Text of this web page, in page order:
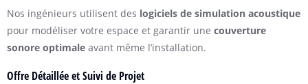
Nos ingénieurs utilisent des logiciels de simulation acoustique
pour modéliser votre espace et garantir une couverture
sonore optimale avant même l’installation.
Offre Détaillée et Suivi de Projet